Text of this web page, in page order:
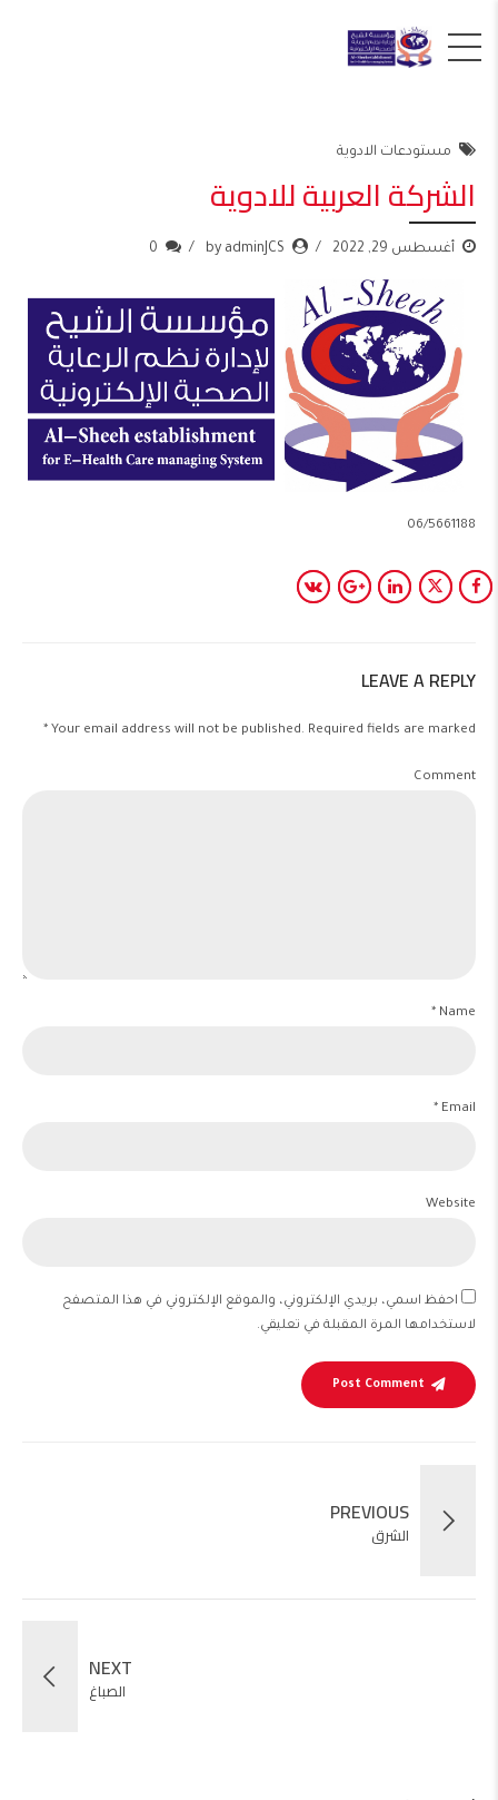
مستودعات الادوية
الشركة العربية للادوية
أغسطس 29, 2022 by adminJCS
0
06/5661188
LEAVE A REPLY
Your email address will not be published. Required fields are marked *
Comment
Name *
Email *
Website
احفظ اسمي، بريدي الإلكتروني، والموقع الإلكتروني في هذا المتصفح
لاستخدامها المرة المقبلة في تعليقي.
Post Comment
PREVIOUS
الشرق
NEXT
الصباغ